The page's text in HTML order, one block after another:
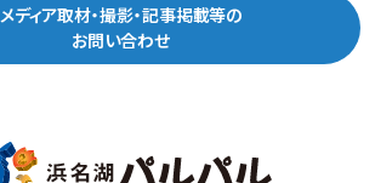
メディア取材・撮影・記事掲載等の
お問い合わせ